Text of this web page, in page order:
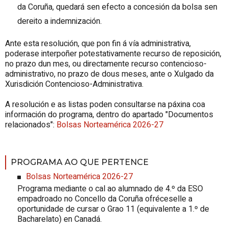
da Coruña, quedará sen efecto a concesión da bolsa sen
dereito a indemnización.
Ante esta resolución, que pon fin á vía administrativa,
poderase interpoñer potestativamente recurso de reposición,
no prazo dun mes, ou directamente recurso contencioso-
administrativo, no prazo de dous meses, ante o Xulgado da
Xurisdición Contencioso-Administrativa.
A resolución e as listas poden consultarse na páxina coa
información do programa, dentro do apartado "Documentos
relacionados": Bolsas Norteamérica 2026-27
PROGRAMA AO QUE PERTENCE
Bolsas Norteamérica 2026-27
Programa mediante o cal ao alumnado de 4.º da ESO
empadroado no Concello da Coruña ofréceselle a
oportunidade de cursar o Grao 11 (equivalente a 1.º de
Bacharelato) en Canadá.